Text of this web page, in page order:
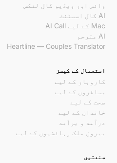
وائس اور ویڈیو کال لنکس
AI کال اسسٹنٹ
Mac کے لیے AI Call
AI مترجم
Heartline — Couples Translator
استعمال کے کیسز
کاروبار کے لیے
مسافروں کے لیے
صحت کے لیے
خاندان کے لیے
درآمد و برآمد
بیرون ملک رہائشیوں کے لیے
صنعتیں